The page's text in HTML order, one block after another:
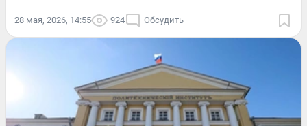
28 мая, 2026, 14:55 924 Обсудить